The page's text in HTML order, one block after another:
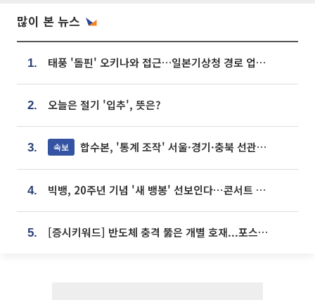
많이 본 뉴스
1. 태풍 '돌핀' 오키나와 접근…일본기상청 경로 업데이트
2. 오늘은 절기 '입추', 뜻은?
3. 속보 합수본, '통계 조작' 서울·경기·충북 선관위 등 추가 압수수색
4. 빅뱅, 20주년 기념 '새 뱅봉' 선보인다⋯콘서트 앞두고 팝업 개최
5. [증시키워드] 반도체 충격 뚫은 개별 호재...포스코퓨처엠·에코프로·한화솔루션 '눈길'